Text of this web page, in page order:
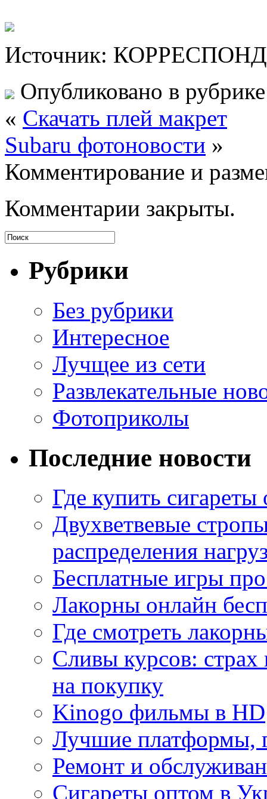
Источник:
Опубликовано в
« Cкачать плей макрет
Subaru фотоновости »
Комментирование и
Комментарии закрыты.
Рубрики
Без рубрики
Интересное
Лучщее из сети
Развлекательные
Фотоприколы
Последние новости
Где купить
Двухветвевые
распределения
Бесплатные игры
Лакорны онлайн
Где смотреть
Сливы курсов:
на покупку
Kinogo фильмы в HD
Лучшие платформы,
Ремонт и
Сигареты оптом в